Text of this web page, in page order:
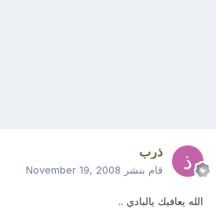
ذرب
قام بنشر November 19, 2008
الله يعافيك يالبادي ..